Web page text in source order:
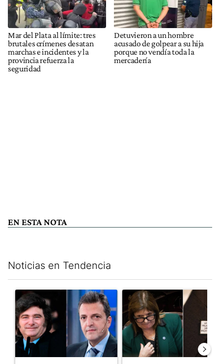
Mar del Plata al límite: tres
brutales crímenes desatan
marchas e incidentes y la
provincia refuerza la
seguridad
Detuvieron a un hombre
acusado de golpear a su hija
porque no vendía toda la
mercadería
EN ESTA NOTA
Noticias en Tendencia
Un artículo de tendencia con el título "Los gobernadores
Un artículo de tendencia con